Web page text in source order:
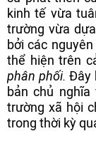
kinh tế vừa
trường vừa
bởi các
thể hiện trên
phân phối. Đây
bản chủ
trường xã hội
trong thời kỳ